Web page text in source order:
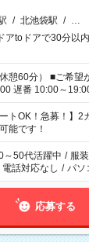
/ 北池袋駅 / …
アtoドアで30分以
れば下記シフトもOK！
遅番 10:00～19:00 夜
たい」 「余裕を持
はしたくない」 な
仕事の勤務時間。
せん。
ートOK！急募！】
能です！
～50代活躍中 / 服
電話対応なし / パソ
応募する